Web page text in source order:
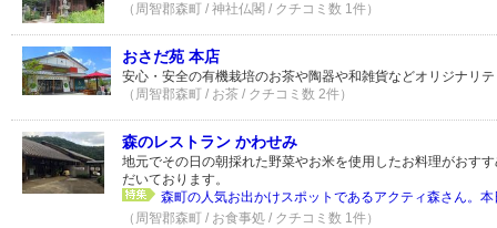
（周智郡森町 / 神社仏閣 / クチコミ数 1件）
おさだ苑 本店
安心・安全の有機栽培のお茶や陶器や和雑貨などオリジナリ
（周智郡森町 / お茶 / クチコミ数 2件）
森のレストラン かわせみ
地元でその日の朝採れた野菜やお米を使用したお料理がおす
だいております。
森町の人気お出かけスポットであるアクティ森さん。
（周智郡森町 / お食事処 / クチコミ数 1件）